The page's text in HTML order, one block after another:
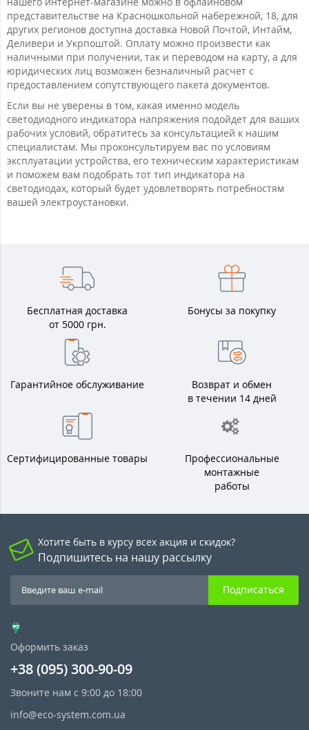
представительстве на Красношкольной набережной, 18, для
других регионов доступна доставка Новой Почтой, Интайм,
Деливери и Укрпоштой. Оплату можно произвести как
наличными при получении, так и переводом на карту, а для
юридических лиц возможен безналичный расчет с
предоставлением сопутствующего пакета документов.
Если вы не уверены в том, какая именно модель
светодиодного индикатора напряжения подойдет для ваших
рабочих условий, обратитесь за консультацией к нашим
специалистам. Мы проконсультируем вас по условиям
эксплуатации устройства, его техническим характеристикам
и поможем вам подобрать тот тип индикатора на
светодиодах, который будет удовлетворять потребностям
вашей электроустановки.
Бесплатная доставка
от 5000 грн.
Бонусы за покупку
Гарантийное обслуживание
Возврат и обмен
в течении 14 дней
Сертифицированные товары
Профессиональные
монтажные
работы
Хотите быть в курсу всех акция и скидок?
Подпишитесь на нашу рассылку
Подписаться
Оформить заказ
+38 (095) 300-90-09
Звоните нам с 9:00 до 18:00
info@eco-system.com.ua